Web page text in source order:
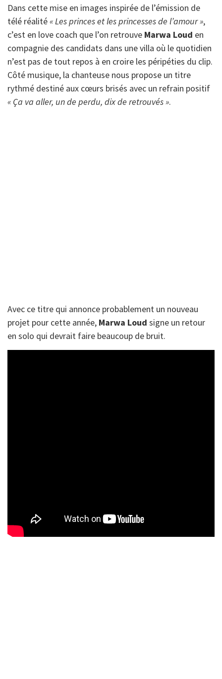
Dans cette mise en images inspirée de l’émission de
télé réalité« Les princes et les princesses de l’amour »,
c’est en love coach que l’on retrouve Marwa Loud en
compagnie des candidats dans une villa où le quotidien
n’est pas de tout repos à en croire les péripéties du clip.
Côté musique, la chanteuse nous propose un titre
rythmé destiné aux cœurs brisés avec un refrain positif
« Ça va aller, un de perdu, dix de retrouvés ».
Avec ce titre qui annonce probablement un nouveau
projet pour cette année, Marwa Loud signe un retour
en solo qui devrait faire beaucoup de bruit.